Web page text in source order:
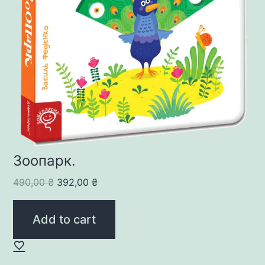
Зоопарк.
490,00₴ Original
price
was:
392,00₴Current
price
Add to cart